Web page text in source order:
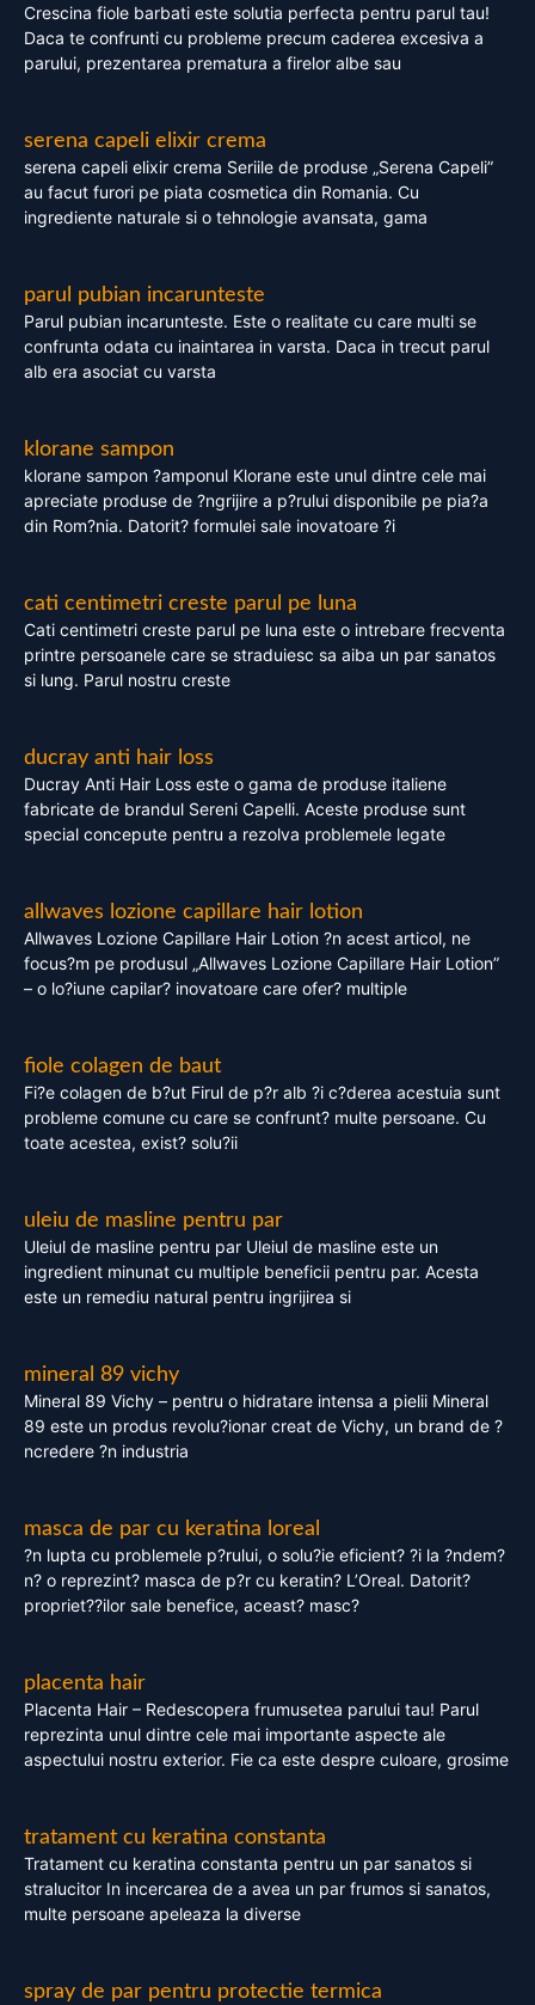
Crescina fiole barbati este solutia perfecta pentru parul tau!
Daca te confrunti cu probleme precum caderea excesiva a
parului, prezentarea prematura a firelor albe sau
serena capeli elixir crema
serena capeli elixir crema Seriile de produse „Serena Capeli”
au facut furori pe piata cosmetica din Romania. Cu
ingrediente naturale si o tehnologie avansata, gama
parul pubian incarunteste
Parul pubian incarunteste. Este o realitate cu care multi se
confrunta odata cu inaintarea in varsta. Daca in trecut parul
alb era asociat cu varsta
klorane sampon
klorane sampon ?amponul Klorane este unul dintre cele mai
apreciate produse de ?ngrijire a p?rului disponibile pe pia?a
din Rom?nia. Datorit? formulei sale inovatoare ?i
cati centimetri creste parul pe luna
Cati centimetri creste parul pe luna este o intrebare frecventa
printre persoanele care se straduiesc sa aiba un par sanatos
si lung. Parul nostru creste
ducray anti hair loss
Ducray Anti Hair Loss este o gama de produse italiene
fabricate de brandul Sereni Capelli. Aceste produse sunt
special concepute pentru a rezolva problemele legate
allwaves lozione capillare hair lotion
Allwaves Lozione Capillare Hair Lotion ?n acest articol, ne
focus?m pe produsul „Allwaves Lozione Capillare Hair Lotion”
– o lo?iune capilar? inovatoare care ofer? multiple
fiole colagen de baut
Fi?e colagen de b?ut Firul de p?r alb ?i c?derea acestuia sunt
probleme comune cu care se confrunt? multe persoane. Cu
toate acestea, exist? solu?ii
uleiu de masline pentru par
Uleiul de masline pentru par Uleiul de masline este un
ingredient minunat cu multiple beneficii pentru par. Acesta
este un remediu natural pentru ingrijirea si
mineral 89 vichy
Mineral 89 Vichy – pentru o hidratare intensa a pielii Mineral
89 este un produs revolu?ionar creat de Vichy, un brand de ?
ncredere ?n industria
masca de par cu keratina loreal
?n lupta cu problemele p?rului, o solu?ie eficient? ?i la ?ndem?
n? o reprezint? masca de p?r cu keratin? L’Oreal. Datorit?
propriet??ilor sale benefice, aceast? masc?
placenta hair
Placenta Hair – Redescopera frumusetea parului tau! Parul
reprezinta unul dintre cele mai importante aspecte ale
aspectului nostru exterior. Fie ca este despre culoare, grosime
tratament cu keratina constanta
Tratament cu keratina constanta pentru un par sanatos si
stralucitor In incercarea de a avea un par frumos si sanatos,
multe persoane apeleaza la diverse
spray de par pentru protectie termica